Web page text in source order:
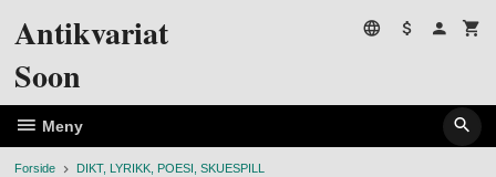
Antikvariat
Soon
Meny
Forside DIKT, LYRIKK, POESI, SKUESPILL